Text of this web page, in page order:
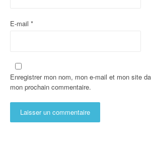
E-mail *
Enregistrer mon nom, mon e-mail et mon site
mon prochain commentaire.